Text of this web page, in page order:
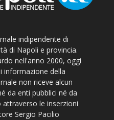
indipendente di
di Napoli e provincia.
nell'anno 2000, oggi
informazione della
non riceve alcun
da enti pubblici né da
le inserzioni
Sergio Pacilio